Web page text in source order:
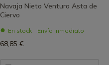
Navaja Nieto Ventura Asta de
Ciervo
En stock - Envío inmediato
68,85 €